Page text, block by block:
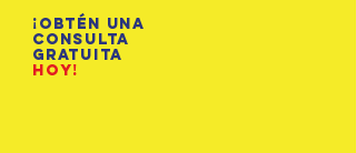
¡Obtén una
consulta
gratuita
hoy!